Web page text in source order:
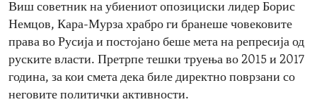
Виш советник на убиениот опозициски лидер Борис
Немцов, Кара-Мурза храбро ги бранеше човековите
права во Русија и постојано беше мета на репресија од
руските власти. Претрпе тешки труења во 2015 и 2017
година, за кои смета дека биле директно поврзани со
неговите политички активности.